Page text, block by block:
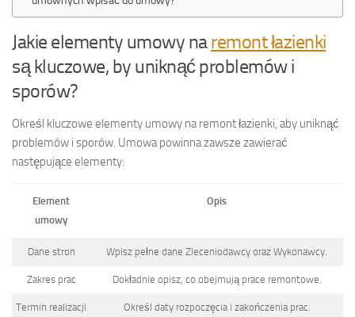
Jakie elementy umowy naremont łazienki
są kluczowe, by uniknąć problemów i
sporów?
Określ kluczowe elementy umowy na remont łazienki, aby uniknąć
problemów i sporów. Umowa powinna zawsze zawierać
następujące elementy:
Element
umowy
Opis
Dane stron Wpisz pełne dane Zleceniodawcy oraz Wykonawcy.
Zakres prac Dokładnie opisz, co obejmują prace remontowe.
Termin realizacji Określ daty rozpoczęcia i zakończenia prac.